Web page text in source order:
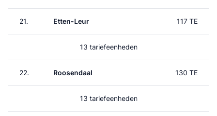
21. Etten-Leur 117 TE
13 tariefeenheden
22. Roosendaal 130 TE
13 tariefeenheden